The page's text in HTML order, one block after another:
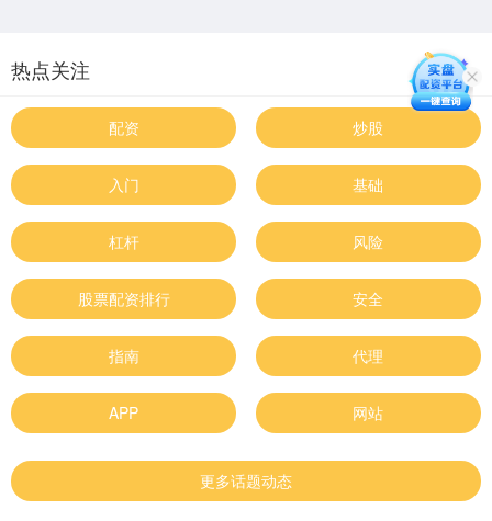
热点关注
配资 炒股
入门 基础
杠杆 风险
股票配资排行 安全
指南 代理
APP 网站
更多话题动态